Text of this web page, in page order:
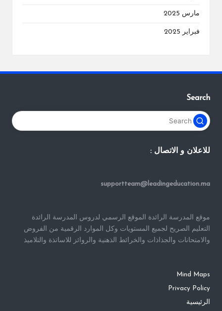
مارس 2025
فبراير 2025
Search
للاعلان و الاتصال :
supportteam@leadingeducation.ma
موقع المدرسة الرائدة الموقع الرسمي لدروس المدرسة الرائدة
التعليم الصريح لجميع المستويات وكل الموارد الرقمية من الفروض
والامتحانات والجذاذات والخرائط الذهنية والروائز للاساتذة والتلاميذ
Mind Maps
Privacy Policy
الرئيسية